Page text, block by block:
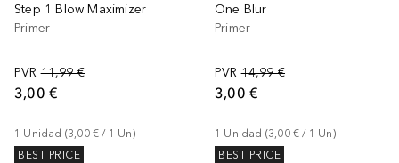
Step 1 Blow Maximizer
Primer
PVR 11,99 €
3,00 €
1 Unidad (3,00 € / 1 Un)
BEST PRICE
One Blur
Primer
PVR 14,99 €
3,00 €
1 Unidad (3,00 € / 1 Un)
BEST PRICE